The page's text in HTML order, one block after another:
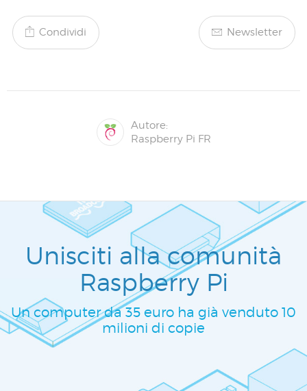
Condividi Newsletter
Autore:
Raspberry Pi FR
Unisciti alla comunità
Raspberry Pi
Un computer da 35 euro ha già venduto 10
milioni di copie